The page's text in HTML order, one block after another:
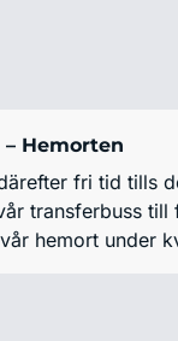
– Hemorten
fri tid tills
transferbuss till
hemort under